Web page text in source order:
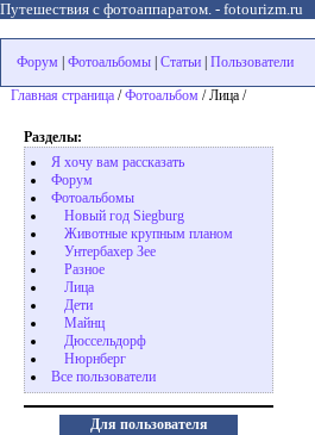
Путешествия с фотоаппаратом. - fotourizm.ru
Форум Фотоальбомы Статьи Пользователи
Главная страница /Фотоальбом / Лица /
Разделы:
Я хочу вам рассказать
Форум
Фотоальбомы
Новый год Siegburg
Животные крупным планом
Унтербахер Зее
Разное
Лица
Дети
Майнц
Дюссельдорф
Нюрнберг
Все пользователи
Для пользователя